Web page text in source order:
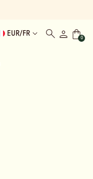
EUR/ FR
0